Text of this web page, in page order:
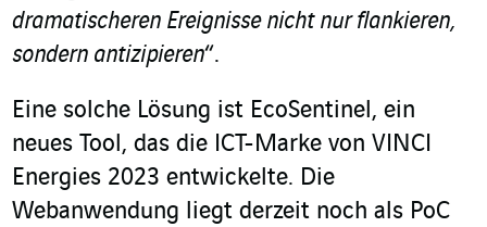
dramatischeren Ereignisse nicht nur flankieren,
sondern antizipieren“.
Eine solche Lösung ist EcoSentinel, ein
neues Tool, das die ICT-Marke von VINCI
Energies 2023 entwickelte. Die
Webanwendung liegt derzeit noch als PoC